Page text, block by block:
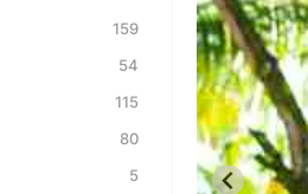
159
54
115
80
5